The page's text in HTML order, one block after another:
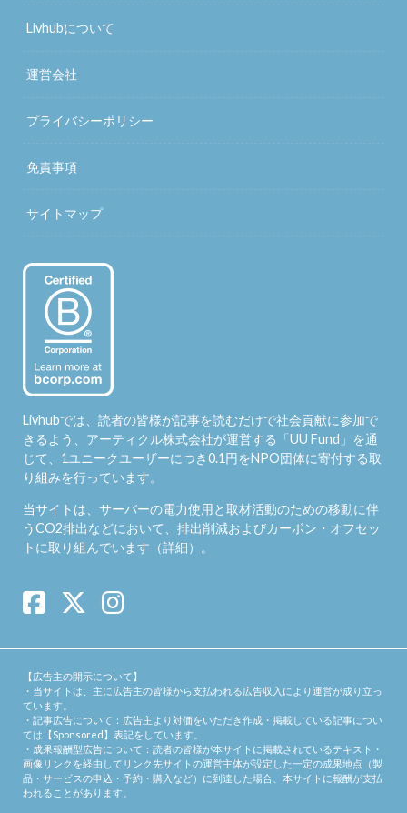
Livhubについて
運営会社
プライバシーポリシー
免責事項
サイトマップ
Livhubでは、読者の皆様が記事を読むだけで社会貢献に参加で
きるよう、アーティクル株式会社が運営する「UU Fund 」を通
じて、1ユニークユーザーにつき0.1円をNPO団体に寄付する取
り組みを行っています。
当サイトは、サーバーの電力使用と取材活動のための移動に伴
うCO2排出などにおいて、排出削減およびカーボン・オフセッ
トに取り組んでいます（詳細）。
【広告主の開示について】
・当サイトは、主に広告主の皆様から支払われる広告収入により運営が成り立っ
ています。
・記事広告について：広告主より対価をいただき作成・掲載している記事につい
ては【Sponsored】表記をしています。
・成果報酬型広告について：読者の皆様が本サイトに掲載されているテキスト・
画像リンクを経由してリンク先サイトの運営主体が設定した一定の成果地点（製
品・サービスの申込・予約・購入など）に到達した場合、本サイトに報酬が支払
われることがあります。